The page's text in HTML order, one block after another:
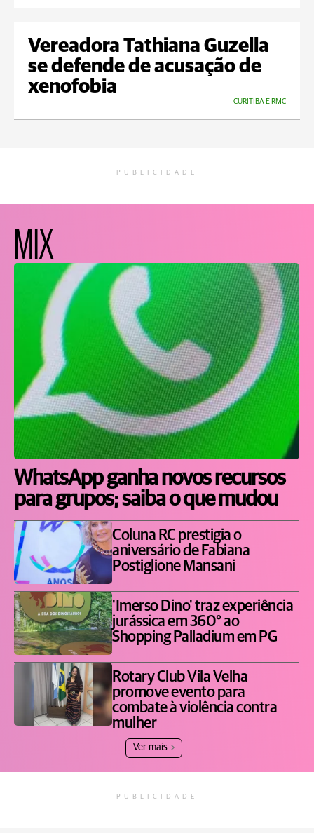
Vereadora Tathiana Guzella
se defende de acusação de
xenofobia
CURITIBA E RMC
PUBLICIDADE
MIX
WhatsApp ganha novos recursos
para grupos; saiba o que mudou
Coluna RC prestigia o
aniversário de Fabiana
Postiglione Mansani
'Imerso Dino' traz experiência
jurássica em 360° ao
Shopping Palladium em PG
Rotary Club Vila Velha
promove evento para
combate à violência contra
mulher
Ver mais
PUBLICIDADE